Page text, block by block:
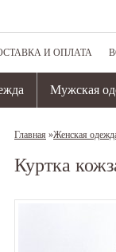
И ОПЛАТА
Мужская
Главная »Женская
Куртка